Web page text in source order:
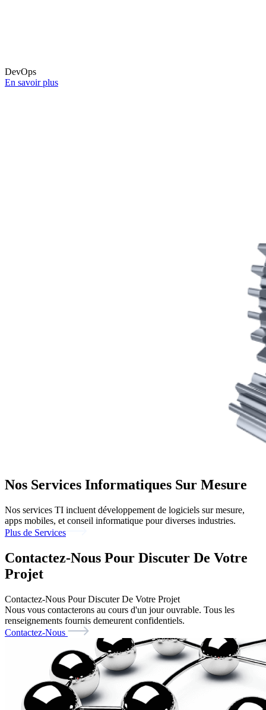
DevOps
En savoir plus
Nos Services Informatiques Sur Mesure
Nos services TI incluent développement de logiciels sur mesure,
apps mobiles, et conseil informatique pour diverses industries.
Plus de Services
Contactez-Nous Pour Discuter De Votre
Projet
Contactez-Nous Pour Discuter De Votre Projet
Nous vous contacterons au cours d'un jour ouvrable. Tous les
renseignements fournis demeurent confidentiels.
Contactez-Nous